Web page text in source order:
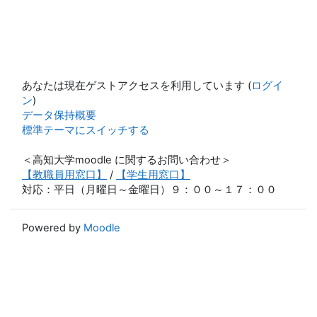
あなたは現在ゲストアクセスを利用しています (ログイ
ン)
データ保持概要
標準テーマにスイッチする
＜高知大学moodle に関するお問い合わせ＞
【教職員用窓口】
/
【学生用窓口】
対応：平日（月曜日～金曜日）９：００～１７：００
Powered by Moodle